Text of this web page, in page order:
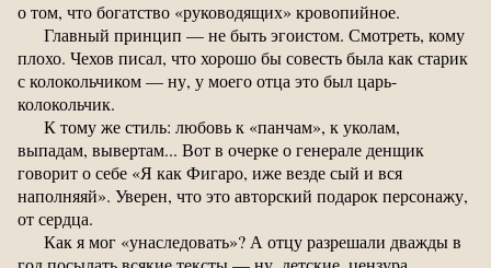
о том, что богатство «руководящих» кровопийное.
Главный принцип — не быть эгоистом. Смотреть, кому
плохо. Чехов писал, что хорошо бы совесть была как старик
с колокольчиком — ну, у моего отца это был царь-
колокольчик.
К тому же стиль: любовь к «панчам», к уколам,
выпадам, вывертам... Вот в очерке о генерале денщик
говорит о себе «Я как Фигаро, иже везде сый и вся
наполняяй». Уверен, что это авторский подарок персонажу,
от сердца.
Как я мог «унаследовать»? А отцу разрешали дважды в